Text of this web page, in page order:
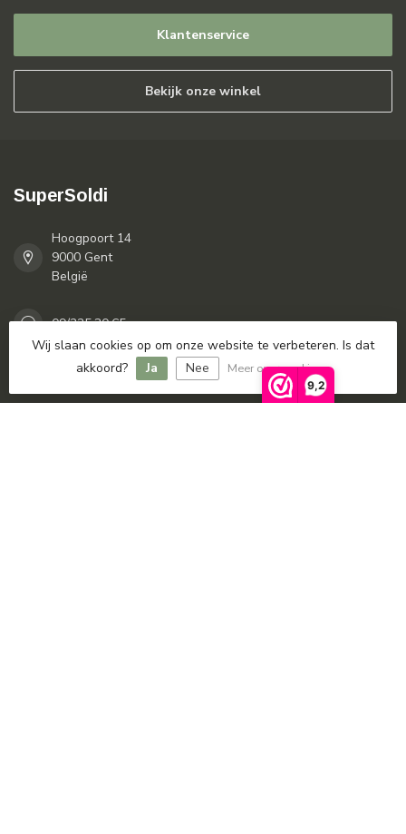
9,2
Klantenservice
Bekijk onze winkel
SuperSoldi
Hoogpoort 14
9000 Gent
België
09/225.30.65
info@supersoldi.be
Wij slaan cookies op om onze website te verbeteren. Is dat
akkoord?
Ja Nee Meer over cookies »